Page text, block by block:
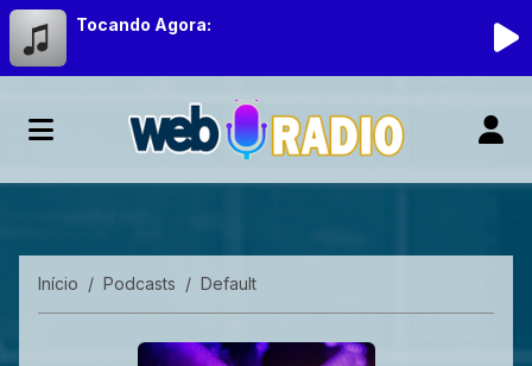
Tocando Agora:
Início Podcasts Default